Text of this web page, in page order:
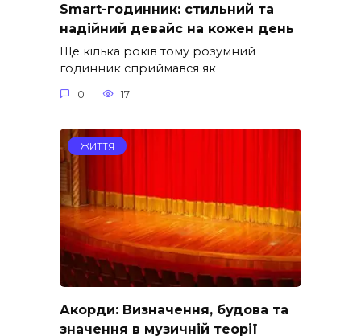
Smart-годинник: стильний та
надійний девайс на кожен день
Ще кілька років тому розумний
годинник сприймався як
0 17
ЖИТТЯ
Акорди: Визначення, будова та
значення в музичній теорії